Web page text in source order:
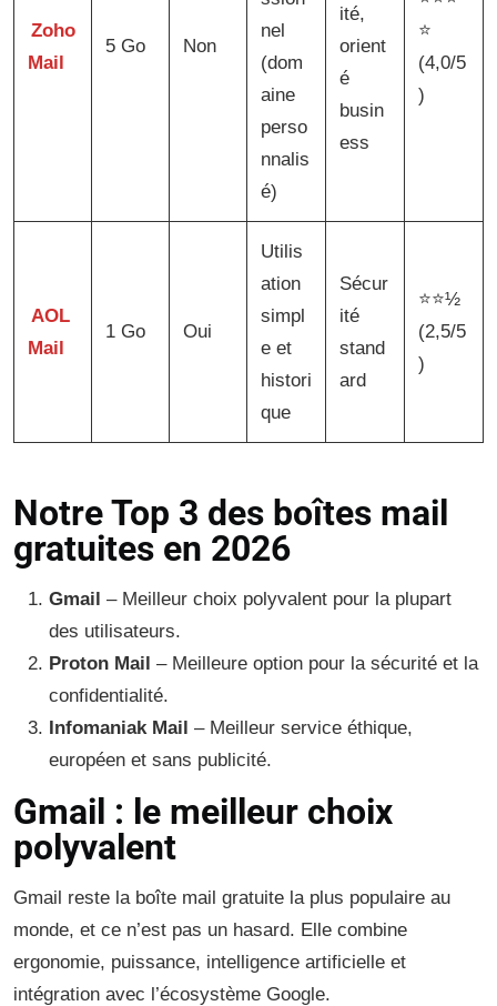
Zoho
Mail
5 Go Non
nel
(dom
aine
perso
nnalis
é)
ité,
orient
é
busin
ess
⭐
(4,0/5
)
AOL
Mail
1 Go Oui
Utilis
ation
simpl
e et
histori
que
Sécur
ité
stand
ard
⭐⭐½
(2,5/5
)
Notre Top 3 des boîtes mail
gratuites en 2026
Gmail – Meilleur choix polyvalent pour la plupart
des utilisateurs.
Proton Mail – Meilleure option pour la sécurité et la
confidentialité.
Infomaniak Mail – Meilleur service éthique,
européen et sans publicité.
Gmail : le meilleur choix
polyvalent
Gmail reste la boîte mail gratuite la plus populaire au
monde, et ce n’est pas un hasard. Elle combine
ergonomie, puissance, intelligence artificielle et
intégration avec l’écosystème Google.